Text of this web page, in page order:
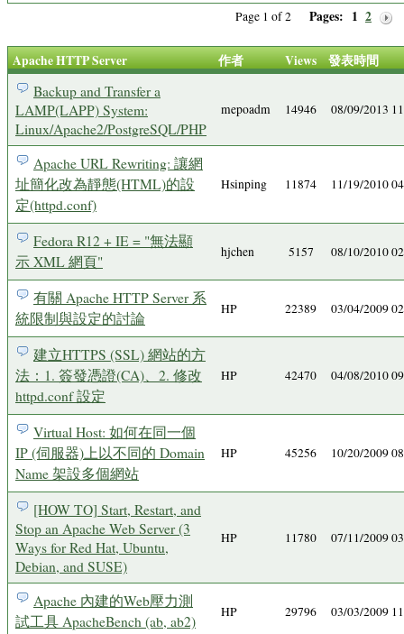
Page 1 of 2 Pages: 1 2
Apache HTTP Server 作者 Views 發表時間
Backup and Transfer a
LAMP(LAPP) System:
Linux/Apache2/PostgreSQL/PHP
mepoadm 14946 08/09/2013
Apache URL Rewriting: 讓網
址簡化改為靜態(HTML)的設
定(httpd.conf)
Hsinping 11874 11/19/2010
Fedora R12 + IE = "無法顯
示 XML 網頁"
hjchen 5157 08/10/2010
有關 Apache HTTP Server 系
統限制與設定的討論
HP 22389 03/04/2009
建立HTTPS (SSL) 網站的方
法：1. 簽發憑證(CA)、2. 修改
httpd.conf 設定
HP 42470 04/08/2010
Virtual Host: 如何在同一個
IP (伺服器)上以不同的 Domain
Name 架設多個網站
HP 45256 10/20/2009
[HOW TO] Start, Restart, and
Stop an Apache Web Server (3
Ways for Red Hat, Ubuntu,
Debian, and SUSE)
HP 11780 07/11/2009
Apache 內建的Web壓力測
試工具 ApacheBench (ab, ab2)
HP 29796 03/03/2009